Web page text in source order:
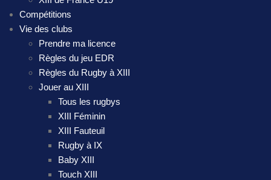
Compétitions
Vie des clubs
Prendre ma licence
Règles du jeu EDR
Règles du Rugby à XIII
Jouer au XIII
Tous les rugbys
XIII Féminin
XIII Fauteuil
Rugby à IX
Baby XIII
Touch XIII